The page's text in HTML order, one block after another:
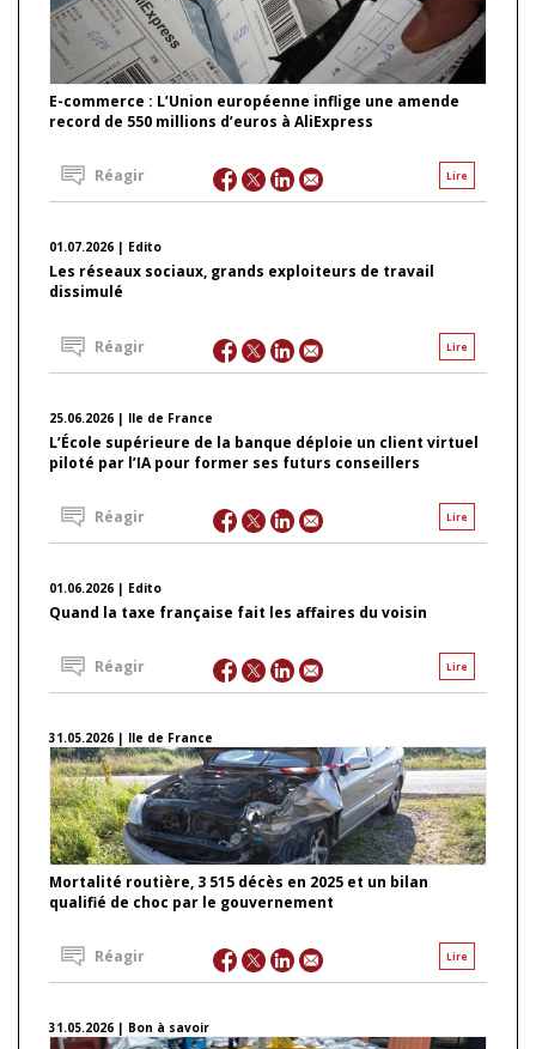
E-commerce : L’Union européenne inflige une amende
record de 550 millions d’euros à AliExpress
Lire
Réagir
01.07.2026 | Edito
Les réseaux sociaux, grands exploiteurs de travail
dissimulé
Lire
Réagir
25.06.2026 | Ile de France
L’École supérieure de la banque déploie un client virtuel
piloté par l’IA pour former ses futurs conseillers
Lire
Réagir
01.06.2026 | Edito
Quand la taxe française fait les affaires du voisin
Lire
Réagir
31.05.2026 | Ile de France
Mortalité routière, 3 515 décès en 2025 et un bilan
qualifié de choc par le gouvernement
Lire
Réagir
31.05.2026 | Bon à savoir